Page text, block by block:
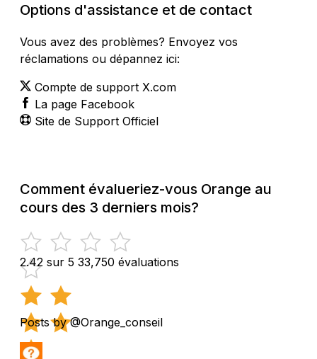
Options d'assistance et de contact
Vous avez des problèmes? Envoyez vos
réclamations ou dépannez ici:
Compte de support X.com
La page Facebook
Site de Support Officiel
Comment évalueriez-vous Orange au
cours des 3 derniers mois?
2.42 sur 5 33,750 évaluations
Posts by @Orange_conseil